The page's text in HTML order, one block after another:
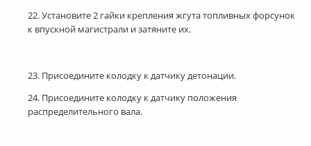
22. Установите 2 гайки крепления жгута топливных форсунок
к впускной магистрали и затяните их.
23. Присоедините колодку к датчику детонации.
24. Присоедините колодку к датчику положения
распределительного вала.